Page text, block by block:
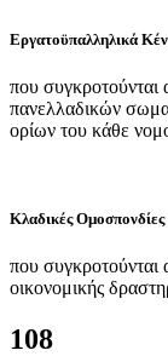
Εργατοϋπαλληλικά
που συγκροτούνται
πανελλαδικών
ορίων του κάθε
Κλαδικές Ομοσπονδίες
που
οικονομικής
108